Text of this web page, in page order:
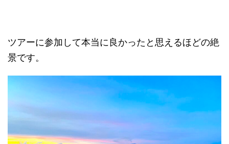
ツアーに参加して本当に良かったと思えるほどの絶
景です。